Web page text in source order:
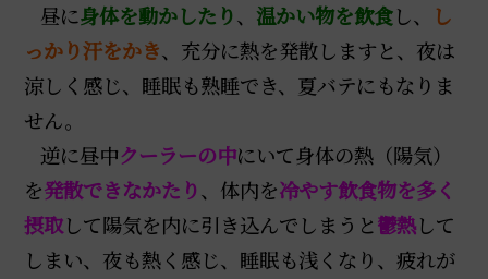
昼に身体を動かしたり、 温かい物を飲食し、
し
っかり汗をかき、充分に熱を発散しますと、夜は
涼しく感じ、睡眠も熟睡でき、夏バテにもなりま
せん。
逆に昼中クーラーの中にいて身体の熱（陽気）
を発散できなかたり、体内を冷やす飲食物を多く
摂取して陽気を内に引き込んでしまうと鬱熱して
しまい、夜も熱く感じ、睡眠も浅くなり、疲れが